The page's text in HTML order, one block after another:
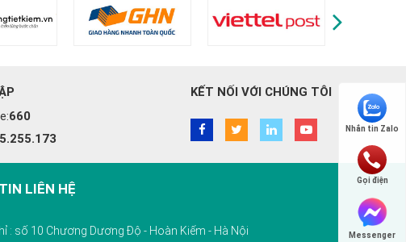
660
5.255.173
KẾT NỐI VỚI CHÚNG TÔI
LIÊN HỆ
: số 10 Chương Dương Độ - Hoàn Kiếm - Hà Nội
Nhắn tin Zalo
Gọi điện
Messenger